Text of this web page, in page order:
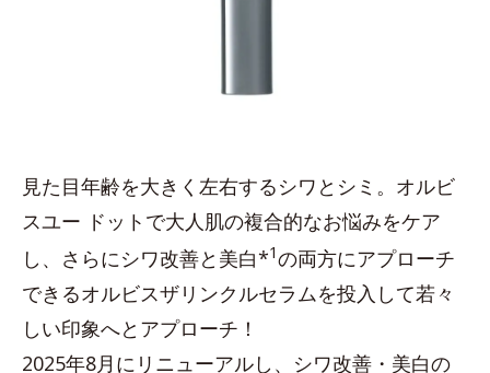
見た目年齢を大きく左右するシワとシミ。オルビ
スユー ドットで大人肌の複合的なお悩みをケア
し、さらにシワ改善と美白*1の両方にアプローチ
できるオルビスザリンクルセラムを投入して若々
しい印象へとアプローチ！
2025年8月にリニューアルし、シワ改善・美白の